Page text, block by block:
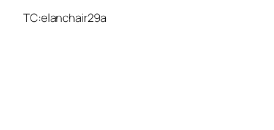
TC:elanchair29a